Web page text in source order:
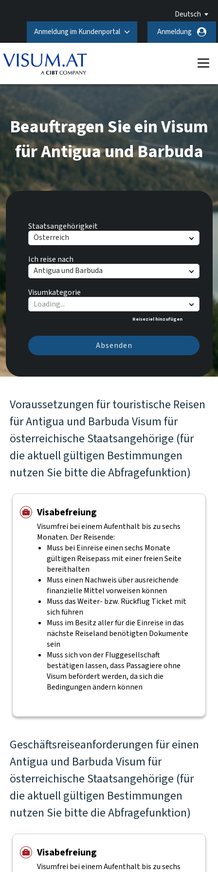
Deutsch
Anmeldung im Kundenportal
Anmeldung
Staatsangehörigkeit
Österreich
Ich reise nach
Antigua und Barbuda
Visumkategorie
Reiseziel hinzufügen
Absenden
Beauftragen Sie ein Visum
für Antigua und Barbuda
Voraussetzungen für touristische Reisen
für Antigua und Barbuda Visum für
österreichische Staatsangehörige (für
die aktuell gültigen Bestimmungen
nutzen Sie bitte die Abfragefunktion)
Visabefreiung
Visumfrei bei einem Aufenthalt bis zu sechs
Monaten. Der Reisende:
Muss bei Einreise einen sechs Monate
gültigen Reisepass mit einer freien Seite
bereithalten
Muss einen Nachweis über ausreichende
finanzielle Mittel vorweisen können
Muss das Weiter- bzw. Rückflug Ticket mit
sich führen
Muss im Besitz aller für die Einreise in das
nächste Reiseland benötigten Dokumente
sein
Muss sich von der Fluggesellschaft
bestätigen lassen, dass Passagiere ohne
Visum befördert werden, da sich die
Bedingungen ändern können
Geschäftsreiseanforderungen für einen
Antigua und Barbuda Visum für
österreichische Staatsangehörige (für
die aktuell gültigen Bestimmungen
nutzen Sie bitte die Abfragefunktion)
Visabefreiung
Visumfrei bei einem Aufenthalt bis zu sechs